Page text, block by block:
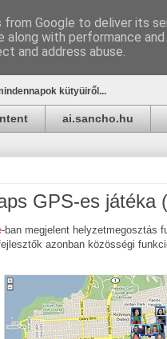
kütyüiről...
ai.sancho.hu
GPS-es játéka
-ban megjelent helyzetmegosztás
azonban közösségi
Google to deliver its
along with performance
and address abuse.